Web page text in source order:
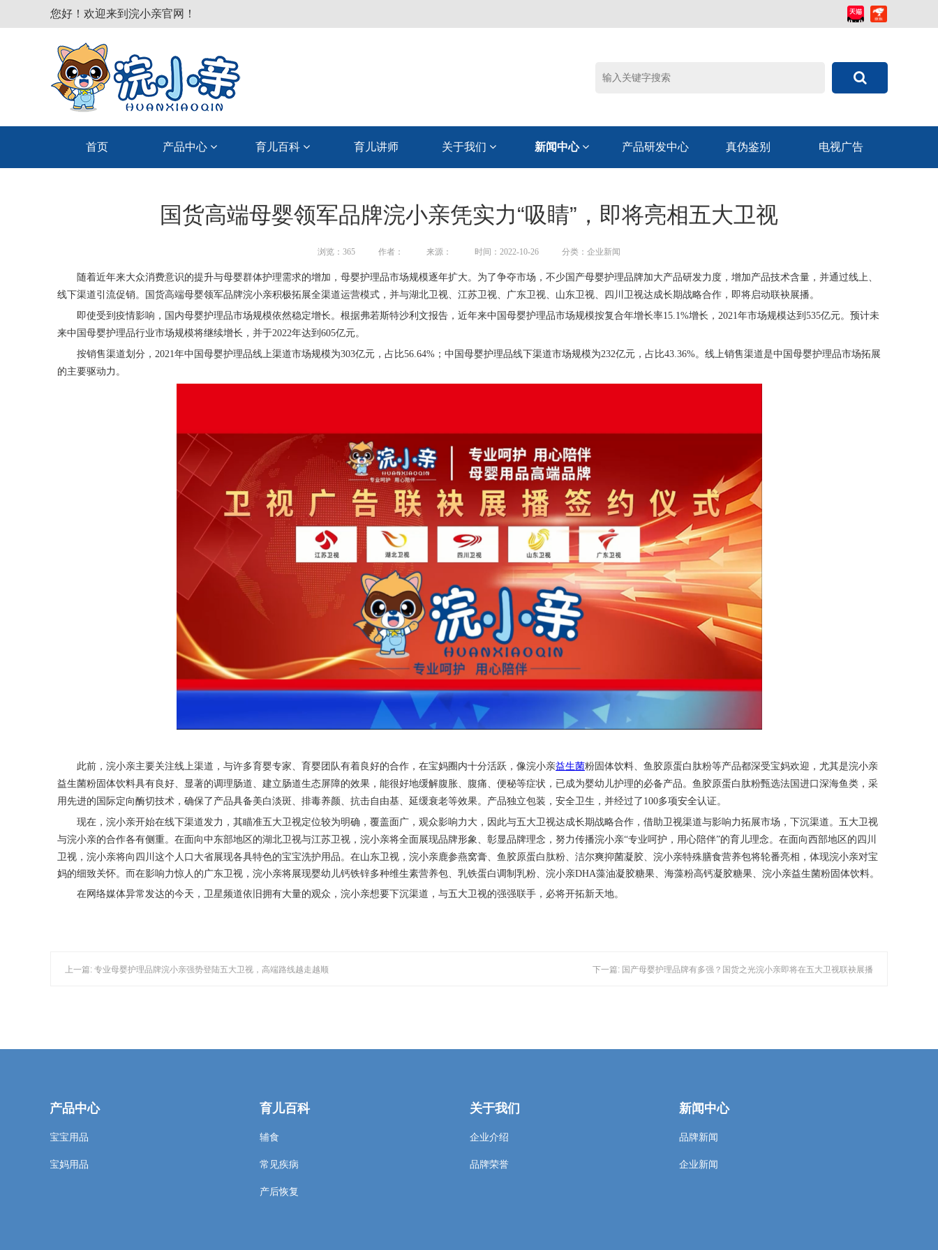
您好！欢迎来到浣小亲官网！
首页 产品中心 育儿百科 育儿讲师 关于我们 新闻中心 产品研发中心 真伪鉴别 电视广告
国货高端母婴领军品牌浣小亲凭实力“吸睛”，即将亮相五大卫视
浏览： 365 作者： 来源： 时间：2022-10-26 分类：企业新闻
随着近年来大众消费意识的提升与母婴群体护理需求的增加，母婴护理品市场规模逐年扩大。为了争夺市场，不少国产母婴护理品牌加大产品研发力度，增加产品技术含量，并通过线上、
线下渠道引流促销。国货高端母婴领军品牌浣小亲积极拓展全渠道运营模式，并与湖北卫视、江苏卫视、广东卫视、山东卫视、四川卫视达成长期战略合作，即将启动联袂展播。
即使受到疫情影响，国内母婴护理品市场规模依然稳定增长。根据弗若斯特沙利文报告，近年来中国母婴护理品市场规模按复合年增长率15.1%增长，2021年市场规模达到535亿元。预计未
来中国母婴护理品行业市场规模将继续增长，并于2022年达到605亿元。
按销售渠道划分， 2021年中国母婴护理品线上渠道市场规模为303亿元，占比56.64%；中国母婴护理品线下渠道市场规模为232亿元，占比43.36%。线上销售渠道是中国母婴护理品市场拓展
的主要驱动力。
此前， 浣小亲主要关注线上渠道，与许多育婴专家、育婴团队有着良好的合作，在宝妈圈内十分活跃，像浣小亲益生菌粉固体饮料、鱼胶原蛋白肽粉等产品都深受宝妈欢迎，尤其是浣小亲
益生菌粉固体饮料具有良好、显著的调理肠道、建立肠道生态屏障的效果，能很好地缓解腹胀、腹痛、便秘等症状，已成为婴幼儿护理的必备产品。鱼胶原蛋白肽粉甄选法国进口深海鱼类，采
用先进的国际定向酶切技术，确保了产品具备美白淡斑、排毒养颜、抗击自由基、延缓衰老等效果。产品独立包装，安全卫生，并经过了 100多项安全认证。
现在， 浣小亲开始在线下渠道发力，其瞄准五大卫视定位较为明确，覆盖面广，观众影响力大，因此与五大卫视达成长期战略合作，借助卫视渠道与影响力拓展市场，下沉渠道。五大卫视
与浣小亲的合作各有侧重。在面向中东部地区的湖北卫视与江苏卫视， 浣小亲将全面展现品牌形象、彰显品牌理念，努力传播浣小亲“专业呵护，用心陪伴”的育儿理念。在面向西部地区的四川
卫视， 浣小亲将向四川这个人口大省展现各具特色的宝宝洗护用品。在山东卫视， 浣小亲鹿参燕窝膏、鱼胶原蛋白肽粉、洁尔爽抑菌凝胶、 浣小亲特殊膳食营养包将轮番亮相，体现浣小亲对宝
妈的细致关怀。而在影响力惊人的广东卫视， 浣小亲将展现婴幼儿钙铁锌多种维生素营养包、乳铁蛋白调制乳粉、 浣小亲DHA藻油凝胶糖果、海藻粉高钙凝胶糖果、 浣小亲益生菌粉固体饮料。
在网络媒体异常发达的今天，卫星频道依旧拥有大量的观众， 浣小亲想要下沉渠道，与五大卫视的强强联手，必将开拓新天地。
上一篇: 专业母婴护理品牌浣小亲强势登陆五大卫视，高端路线越走越顺 下一篇: 国产母婴护理品牌有多强？国货之光浣小亲即将在五大卫视联袂展播
产品中心
宝宝用品
宝妈用品
育儿百科
辅食
常见疾病
产后恢复
关于我们
企业介绍
品牌荣誉
新闻中心
品牌新闻
企业新闻